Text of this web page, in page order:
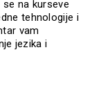
na kurseve
tehnologije i
vam
jezika i